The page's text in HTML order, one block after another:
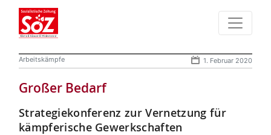
Arbeitskämpfe 1. Februar 2020
Großer Bedarf
Strategiekonferenz zur Vernetzung für
kämpferische Gewerkschaften